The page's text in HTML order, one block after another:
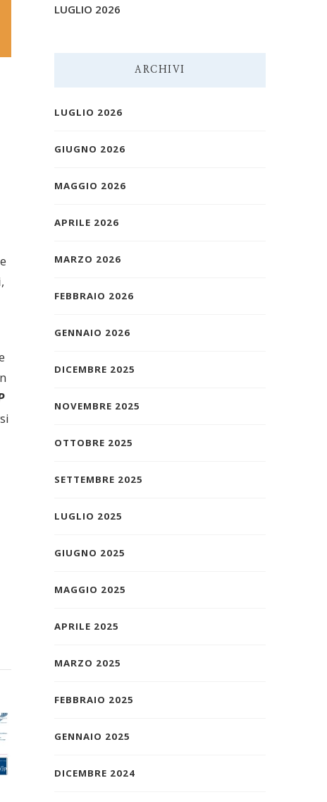
LUGLIO 2026
ARCHIVI
LUGLIO 2026
GIUGNO 2026
MAGGIO 2026
APRILE 2026
MARZO 2026
FEBBRAIO 2026
GENNAIO 2026
DICEMBRE 2025
NOVEMBRE 2025
OTTOBRE 2025
SETTEMBRE 2025
LUGLIO 2025
GIUGNO 2025
MAGGIO 2025
APRILE 2025
MARZO 2025
FEBBRAIO 2025
GENNAIO 2025
DICEMBRE 2024